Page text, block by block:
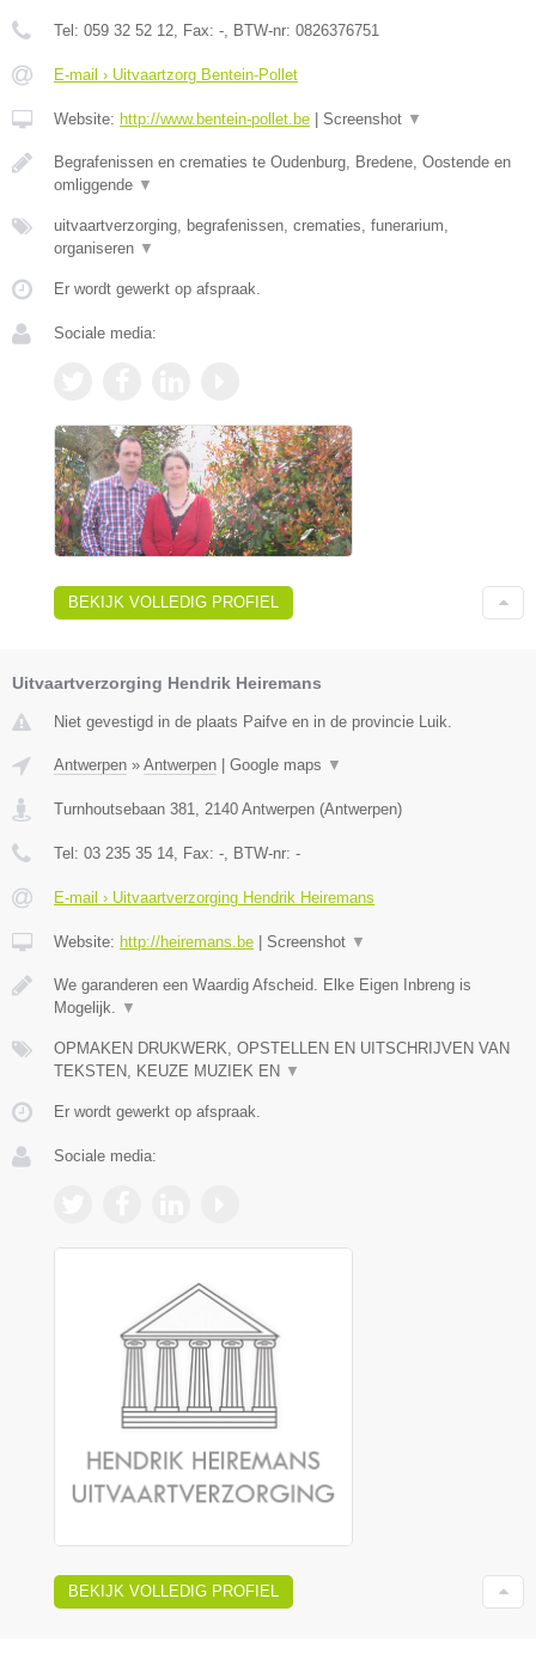
Tel: 059 32 52 12 , Fax: - , BTW-nr: 0826376751
E-mail › Uitvaartzorg Bentein-Pollet
Website: http://www.bentein-pollet.be | Screenshot ▼
Begrafenissen en crematies te Oudenburg, Bredene, Oostende en
omliggende ▼
uitvaartverzorging, begrafenissen, crematies, funerarium,
organiseren ▼
Er wordt gewerkt op afspraak.
Sociale media:
BEKIJK VOLLEDIG PROFIEL
Uitvaartverzorging Hendrik Heiremans
Niet gevestigd in de plaats Paifve en in de provincie Luik.
Antwerpen » Antwerpen Google maps ▼
Turnhoutsebaan 381 2140 Antwerpen (Antwerpen)
Tel: 03 235 35 14 , Fax: - , BTW-nr: -
E-mail › Uitvaartverzorging Hendrik Heiremans
Website: http://heiremans.be Screenshot ▼
We garanderen een Waardig Afscheid. Elke Eigen Inbreng is
Mogelijk.
▼
OPMAKEN DRUKWERK, OPSTELLEN EN UITSCHRIJVEN VAN
TEKSTEN, KEUZE MUZIEK EN ▼
Er wordt gewerkt op afspraak.
Sociale media:
BEKIJK VOLLEDIG PROFIEL